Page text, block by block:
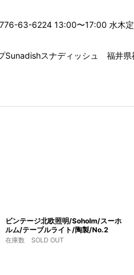
63-6224 13:00〜17:00 水木
Sunadishスナディッシュ 福井
ビンテージ北欧照明/Soholm/スーホ
ルム/テーブルライト/陶製/No.2
在庫数 SOLD OUT